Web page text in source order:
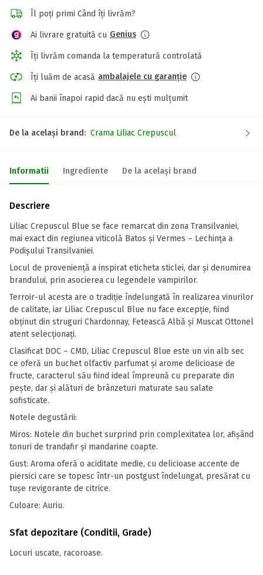
Îl poți primi Când îți livrăm?
Ai livrare gratuită cu Genius
Îți livrăm comanda la temperatură controlată
Îți luăm de acasă ambalajele cu garanție
Ai banii înapoi rapid dacă nu ești mulțumit
De la același brand: Crama Liliac Crepuscul
Informatii Ingrediente De la același brand
Descriere
Liliac Crepuscul Blue se face remarcat din zona Transilvaniei,
mai exact din regiunea viticolă Batos și Vermes – Lechința a
Podișului Transilvaniei.
Locul de provenienţă a inspirat eticheta sticlei, dar și denumirea
brandului, prin asocierea cu legendele vampirilor.
Terroir-ul acesta are o tradiție îndelungată în realizarea vinurilor
de calitate, iar Liliac Crepuscul Blue nu face excepţie, fiind
obţinut din struguri Chardonnay, Fetească Albă și Muscat Ottonel
atent selecționați.
Clasificat DOC – CMD, Liliac Crepuscul Blue este un vin alb sec
ce oferă un buchet olfactiv parfumat și arome delicioase de
fructe, caracterul său fiind ideal împreună cu preparate din
pește, dar și alături de brânzeturi maturate sau salate
sofisticate.
Notele degustării:
Miros: Notele din buchet surprind prin complexitatea lor, afişând
tonuri de trandafir și mandarine coapte.
Gust: Aroma oferă o aciditate medie, cu delicioase accente de
piersici care se topesc într-un postgust îndelungat, presărat cu
tușe revigorante de citrice.
Culoare: Auriu.
Sfat depozitare (Conditii, Grade)
Locuri uscate, racoroase.